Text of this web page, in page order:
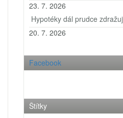
23. 7. 2026
Hypotéky dál prudce
20. 7. 2026
Facebook
Štítky